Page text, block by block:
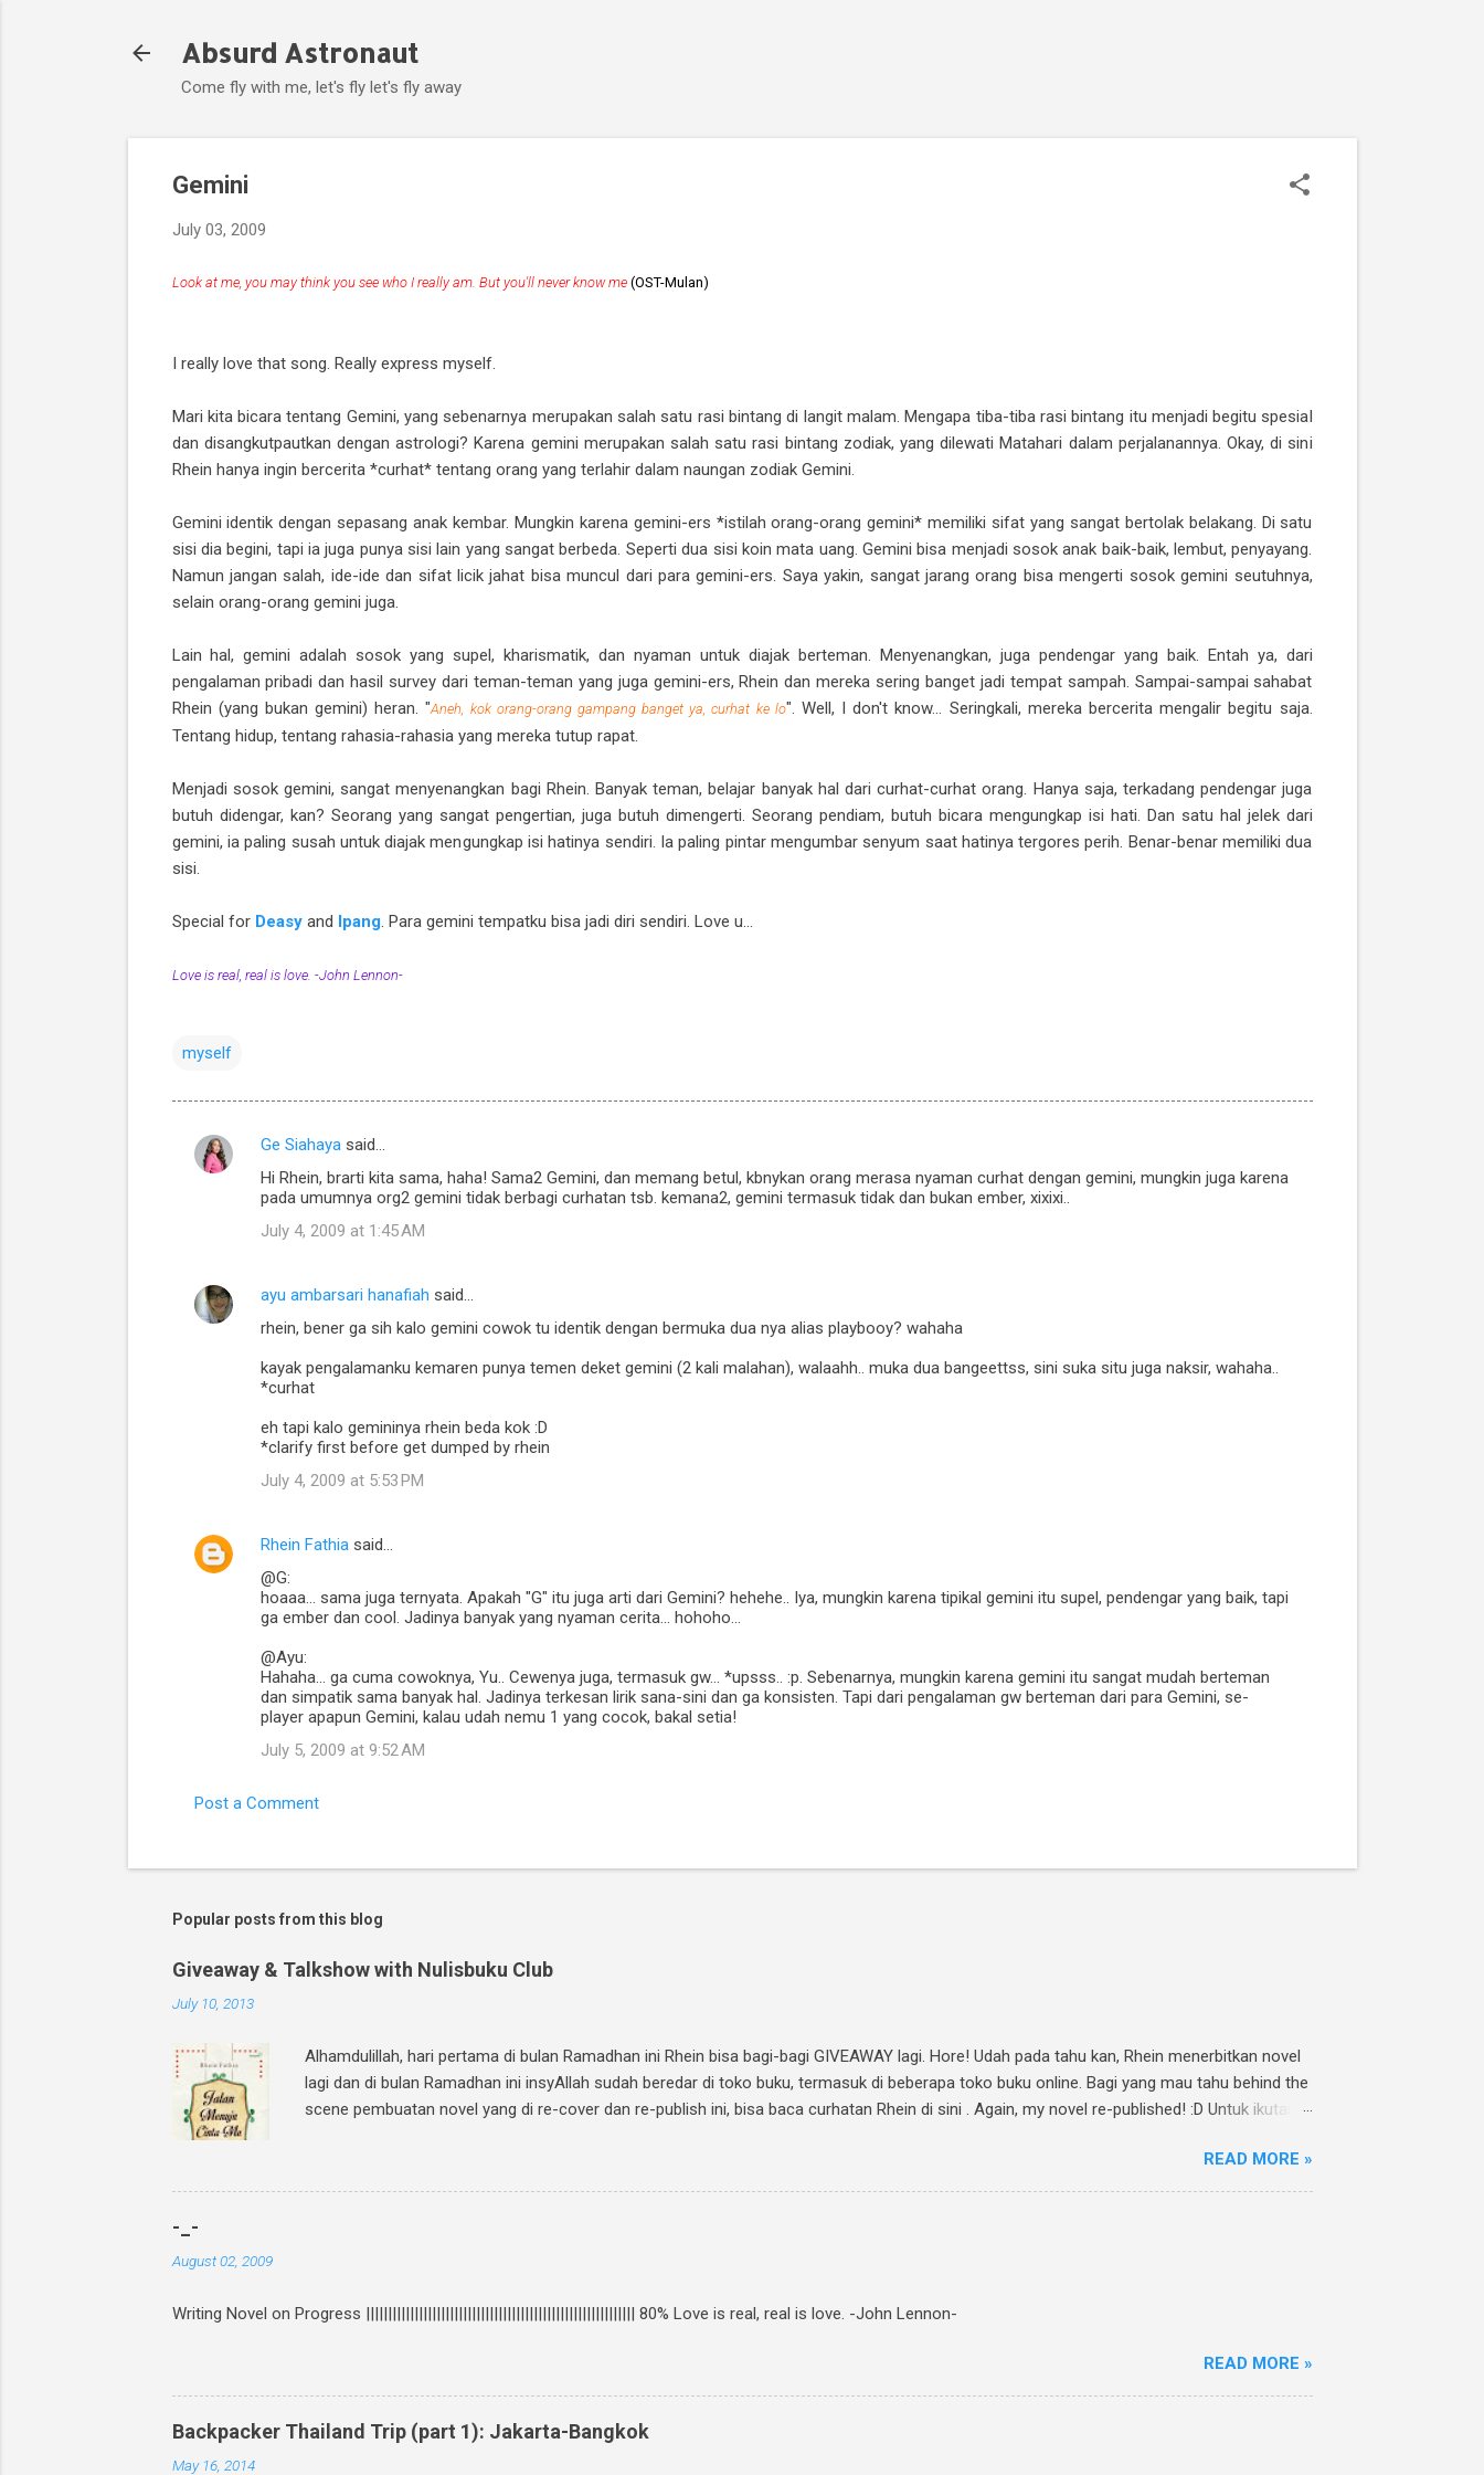
Absurd Astronaut
Come fly with me, let's fly let's fly away
Gemini
July 03, 2009
Look at me, you may think you see who I really am. But you'll never know me (OST-Mulan)
I really love that song. Really express myself.
Mari kita bicara tentang Gemini, yang sebenarnya merupakan salah satu rasi bintang di langit malam. Mengapa tiba-tiba rasi bintang itu menjadi begitu spesial
dan disangkutpautkan dengan astrologi? Karena gemini merupakan salah satu rasi bintang zodiak, yang dilewati Matahari dalam perjalanannya. Okay, di sini
Rhein hanya ingin bercerita *curhat* tentang orang yang terlahir dalam naungan zodiak Gemini.
Gemini identik dengan sepasang anak kembar. Mungkin karena gemini-ers *istilah orang-orang gemini* memiliki sifat yang sangat bertolak belakang. Di satu
sisi dia begini, tapi ia juga punya sisi lain yang sangat berbeda. Seperti dua sisi koin mata uang. Gemini bisa menjadi sosok anak baik-baik, lembut, penyayang.
Namun jangan salah, ide-ide dan sifat licik jahat bisa muncul dari para gemini-ers. Saya yakin, sangat jarang orang bisa mengerti sosok gemini seutuhnya,
selain orang-orang gemini juga.
Lain hal, gemini adalah sosok yang supel, kharismatik, dan nyaman untuk diajak berteman. Menyenangkan, juga pendengar yang baik. Entah ya, dari
pengalaman pribadi dan hasil survey dari teman-teman yang juga gemini-ers, Rhein dan mereka sering banget jadi tempat sampah. Sampai-sampai sahabat
Rhein (yang bukan gemini) heran. "Aneh, kok orang-orang gampang banget ya, curhat ke lo". Well, I don't know... Seringkali, mereka bercerita mengalir begitu saja.
Tentang hidup, tentang rahasia-rahasia yang mereka tutup rapat.
Menjadi sosok gemini, sangat menyenangkan bagi Rhein. Banyak teman, belajar banyak hal dari curhat-curhat orang. Hanya saja, terkadang pendengar juga
butuh didengar, kan? Seorang yang sangat pengertian, juga butuh dimengerti. Seorang pendiam, butuh bicara mengungkap isi hati. Dan satu hal jelek dari
gemini, ia paling susah untuk diajak mengungkap isi hatinya sendiri. Ia paling pintar mengumbar senyum saat hatinya tergores perih. Benar-benar memiliki dua
sisi.
Special for Deasyand Ipang. Para gemini tempatku bisa jadi diri sendiri. Love u...
Love is real, real is love. -John Lennon-
myself
C
n
Ge Siahayasaid…
Hi Rhein, brarti kita sama, haha! Sama2 Gemini, dan memang betul, kbnykan orang merasa nyaman curhat dengan gemini, mungkin juga karena
pada umumnya org2 gemini tidak berbagi curhatan tsb. kemana2, gemini termasuk tidak dan bukan ember, xixixi..
July 4, 2009 at 1:45 AM
ayu ambarsari hanafiah said…
rhein, bener ga sih kalo gemini cowok tu identik dengan bermuka dua nya alias playbooy? wahaha
kayak pengalamanku kemaren punya temen deket gemini (2 kali malahan), walaahh.. muka dua bangeettss, sini suka situ juga naksir, wahaha..
*curhat
eh tapi kalo gemininya rhein beda kok :D
*clarify first before get dumped by rhein
July 4, 2009 at 5:53 PM
Rhein Fathiasaid…
@G:
hoaaa... sama juga ternyata. Apakah "G" itu juga arti dari Gemini? hehehe.. Iya, mungkin karena tipikal gemini itu supel, pendengar yang baik, tapi
ga ember dan cool. Jadinya banyak yang nyaman cerita... hohoho...
@Ayu:
Hahaha... ga cuma cowoknya, Yu.. Cewenya juga, termasuk gw... *upsss.. :p. Sebenarnya, mungkin karena gemini itu sangat mudah berteman
dan simpatik sama banyak hal. Jadinya terkesan lirik sana-sini dan ga konsisten. Tapi dari pengalaman gw berteman dari para Gemini, se-
player apapun Gemini, kalau udah nemu 1 yang cocok, bakal setia!
July 5, 2009 at 9:52 AM
Post a Comment
Popular posts from this blog
Giveaway & Talkshow with Nulisbuku Club
July 10, 2013
Alhamdulillah, hari pertama di bulan Ramadhan ini Rhein bisa bagi-bagi GIVEAWAY lagi. Hore! Udah pada tahu kan, Rhein menerbitkan novel
lagi dan di bulan Ramadhan ini insyAllah sudah beredar di toko buku, termasuk di beberapa toko buku online. Bagi yang mau tahu behind the
scene pembuatan novel yang di re-cover dan re-publish ini, bisa baca curhatan Rhein di sini . Again, my novel re-published! :D Untuk ikutan
Cinta-Mu " dan mention 2 temanmu untuk ikutan. Kalimatnya: " Ikutan GIVEAWAY #JalanMenujuCintaMu novel @rheinfathia yuk, @[nama
teman1] @[nama teman2] Info www.rheinfathia.com " Boleh nge-twit berkali-kali dan ajak teman sebanyak mungkin :). Contoh: Nggak punya
READ MORE »
-_-
August 02, 2009
Writing Novel on Progress ||||||||||||||||||||||||||||||||||||||||||||||||||||||||||||| 80% Love is real, real is love. -John Lennon-
READ MORE »
Backpacker Thailand Trip (part 1): Jakarta-Bangkok
May 16, 2014